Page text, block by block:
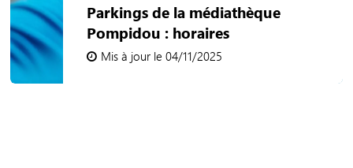
Parkings de la médiathèque
Pompidou : horaires
Mis à jour le 04/11/2025